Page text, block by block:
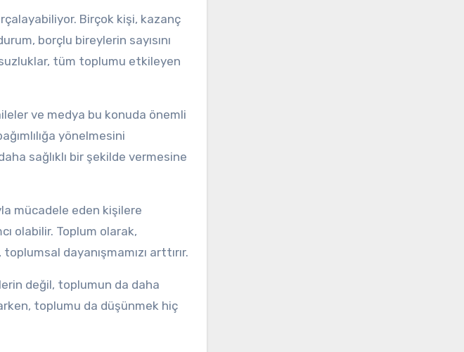
Birçok kişi, kazanç
borçlu bireylerin sayısını
tüm toplumu etkileyen
ve medya bu konuda önemli
yönelmesini
sağlıklı bir şekilde vermesine
mücadele eden kişilere
olabilir. Toplum olarak,
dayanışmamızı arttırır.
değil, toplumun da daha
toplumu da düşünmek hiç